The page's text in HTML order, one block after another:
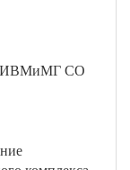
ИВМиМГ СО